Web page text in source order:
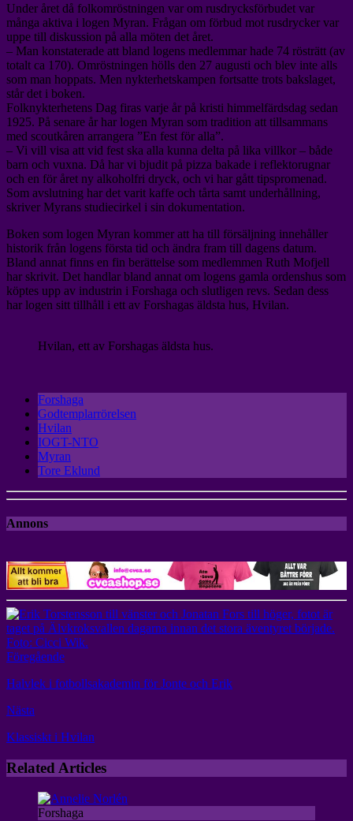
Under året då folkomröstningen var om rusdrycksförbudet var
många aktiva i logen Myran. Frågan om förbud mot rusdrycker var
uppe till diskussion på alla möten det året.
– Man konstaterade att bland logens medlemmar hade 74 rösträtt (av
totalt ca 170). Omröstningen hölls den 27 augusti och blev inte alls
som man hoppats. Men nykterhetskampen fortsatte trots bakslaget,
står det i boken.
Folknykterhetens Dag firas varje år på kristi himmelfärdsdag sedan
1925. På senare år har logen Myran som tradition att tillsammans
med scoutkåren arrangera ”En fest för alla”.
– Vi vill visa att vid fest ska alla kunna delta på lika villkor – både
barn och vuxna. Då har vi bjudit på pizza bakade i reflektorugnar
och en för året ny alkoholfri dryck, och vi har gått tipspromenad.
Som avslutning har det varit kaffe och tårta samt underhållning,
skriver Myrans studiecirkel i sin dokumentation.
Boken som logen Myran kommer att ha till försäljning innehåller
historik från logens första tid och ändra fram till dagens datum.
Bland annat finns en fin berättelse som medlemmen Ruth Mofjell
har skrivit. Det handlar bland annat om logens gamla ordenshus som
köptes upp av industrin i Forshaga och slutligen revs. Sedan dess
har logen sitt tillhåll i ett av Forshagas äldsta hus, Hvilan.
Hvilan, ett av Forshagas äldsta hus.
Forshaga
Godtemplarrörelsen
Hvilan
IOGT-NTO
Myran
Tore Eklund
Annons
Föregående
Halvlek i fotbollsakademin för Jonte och Erik
Nästa
Klassiskt i Hvilan
Related Articles
Forshaga